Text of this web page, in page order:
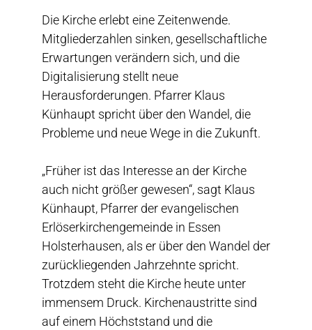
Die Kirche erlebt eine Zeitenwende.
Mitgliederzahlen sinken, gesellschaftliche
Erwartungen verändern sich, und die
Digitalisierung stellt neue
Herausforderungen. Pfarrer Klaus
Künhaupt spricht über den Wandel, die
Probleme und neue Wege in die Zukunft.
„Früher ist das Interesse an der Kirche
auch nicht größer gewesen“, sagt Klaus
Künhaupt, Pfarrer der evangelischen
Erlöserkirchengemeinde in Essen
Holsterhausen, als er über den Wandel der
zurückliegenden Jahrzehnte spricht.
Trotzdem steht die Kirche heute unter
immensem Druck. Kirchenaustritte sind
auf einem Höchststand und die